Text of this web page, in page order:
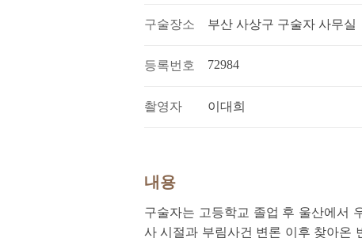
구술장소 부산 사상구 구술자 사무실
등록번호 72984
촬영자 이대희
내용
구술자는 고등학교 졸업 후 울산에서
사 시절과 부림사건 변론 이후 찾아온